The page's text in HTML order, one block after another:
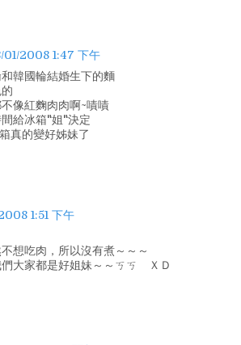
01/2008 1:47 下午
韓國輪結婚生下的麵
像紅麴肉肉啊~嘖嘖
給冰箱"姐"決定
真的變好姊妹了
1:51 下午
想吃肉，所以沒有煮～～～
們大家都是好姐妹～～ㄎㄎ ＸＤ